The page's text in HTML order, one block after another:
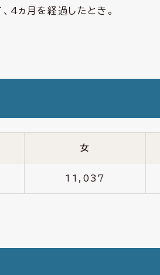
4ヵ月を経過したとき。
女
11,037